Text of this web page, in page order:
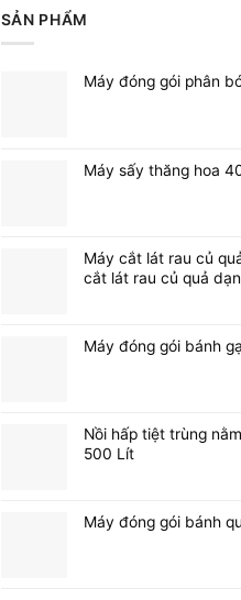
SẢN PHẨM
Máy đóng gói phân
Máy sấy thăng hoa
Máy cắt lát rau củ
cắt lát rau củ quả
Máy đóng gói bánh
Nồi hấp tiệt trùng
500 Lít
Máy đóng gói bánh